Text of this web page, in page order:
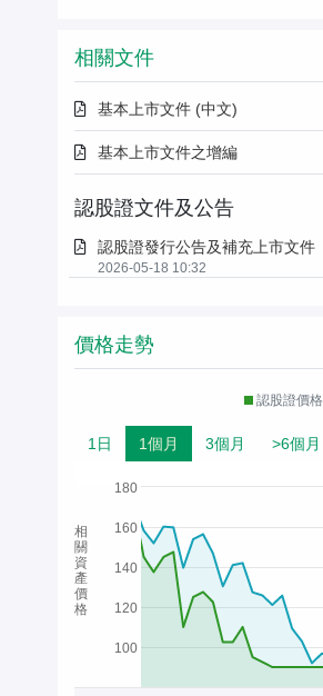
相關文件
基本上市文件 (中文)
基本上市文件之增編
認股證文件及公告
認股證發行公告及補充上市文件
2026-05-18 10:32
價格走勢
認股證價格
1日 1個月 3個月 >6個月
120
180
100
140
160
相
關
資
產
價
格